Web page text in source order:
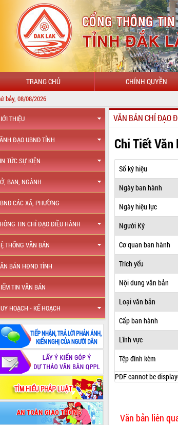
TRANG CHỦ CHÍNH QUYỀN
bảy, 08/08/2026
THIỆU
ĐẠO UBND TỈNH
TỨC SỰ KIỆN
BAN, NGÀNH
CÁC XÃ, PHƯỜNG
TIN CHỈ ĐẠO ĐIỀU HÀNH
THỐNG VĂN BẢN
BẢN HĐND TỈNH
TIN VĂN BẢN
HOẠCH - KẾ HOẠCH
VĂN BẢN CHỈ ĐẠO
Chi Tiết Văn
Số ký hiệu
Ngày ban hành
Ngày hiệu lực
Người Ký
Cơ quan ban hành
Trích yếu
Nội dung văn bản
Loại văn bản
Cấp ban hành
Lĩnh vực
Tệp đính kèm
PDF cannot be
Văn bản liên